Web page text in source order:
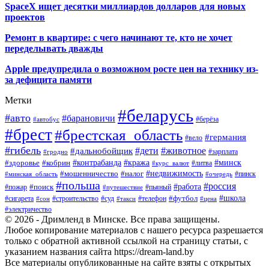
SpaceX ищет десятки миллиардов долларов для новых
проектов
Ремонт в квартире: с чего начинают те, кто не хочет
переделывать дважды
Apple предупредила о возможном росте цен на технику из-
за дефицита памяти
Метки
#авто #автобус #барановичи #беларусь #берёза
#брест#брестская_область #вело #германия
#гибель #гродно #дальнобойщик #дети #животное #зарплата
#здоровье #кобрин #контрабанда #кража #курс_валют #литва #минск
#минская_область #мошенничество #налог #недвижимость #очередь #пинск
#пожар #поиск #польша #путешествие #пьяный #работа #россия
#сигарета #сон #строительство #суд #такси #телефон #футбол #цена #школа
#электричество
© 2026 - Дримленд в Минске. Все права защищены.
Любое копирование материалов с нашего ресурса разрешается
только с обратной активной ссылкой на страницу статьи, с
указанием названия сайта https://dream-land.by
Все материалы опубликованные на сайте взяты с открытых